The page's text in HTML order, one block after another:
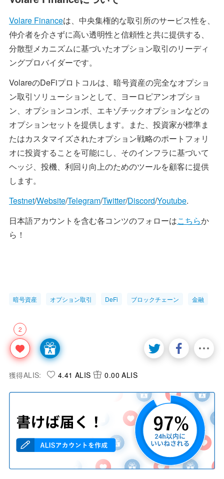
Volare Financeは、中央集権的な取引所のサービス性を、
仲介者を介さずに高い透明性と信頼性と共に提供する、
分散型メカニズムに基づいたオプション取引のリーディ
ングプロバイダーです。
VolareのDeFiプロトコルは、暗号資産の完全なオプショ
ン取引ソリューションとして、ヨーロピアンオプショ
ン、オプションコンボ、エキゾチックオプションなどの
オプションセットを提供します。また、投資家が標準ま
たはカスタマイズされたオプション戦略のポートフォリ
オに投資することを可能にし、そのインフラに基づいて
ヘッジ、投機、利回り向上のためのツールを顧客に提供
します。
Testnet/Website/Telegram/Twitter/Discord/Youtube.
日本語アカウントを含む各コンツのフォローはこちらか
ら！
暗号資産 オプション取引 DeFi ブロックチェーン 金融
2
獲得ALIS: 4.41 ALIS 0.00 ALIS